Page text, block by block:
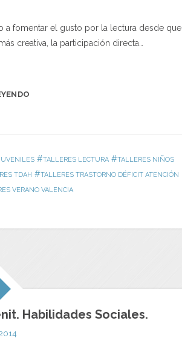
a fomentar el gusto por la lectura desde que
creativa, la participación directa…
#TALLERES LECTURA #TALLERES NIÑOS
TDAH #TALLERES TRASTORNO DÉFICIT ATENCIÓN
VERANO VALENCIA
Habilidades Sociales.